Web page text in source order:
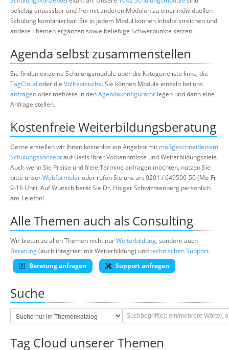
beliebig anpassbar und frei mit anderen Modulen zu einer individuellen
Schulung kombinierbar! Sie in jedem Modul können Inhalte streichen und
andere Themen ergänzen sowie beliebige Schwerpunkte setzen!
Agenda selbst zusammenstellen
Sie finden einzelne Schulungsmodule über die Kategorieliste links, die
TagCloudoder die Volltextsuche. Sie können Module einzeln bei uns
anfragenoder mehrere in denAgendakonfigurator legen und dann eine
Anfrage stellen.
Kostenfreie Weiterbildungsberatung
Gerne erstellen wir Ihnen kostenlos ein Angebot mit maßgeschneidertem
Schulungskonzeptauf Basis Ihrer Vorkenntnisse und Weiterbildungsziele.
Auch wenn Sie Preise und freie Termine anfragen möchten, nutzen Sie
bitte unserWebformularoder rufen Sie uns an: 0201 / 649590-50 (Mo-Fr
9-16 Uhr). Auf Wunsch berät Sie Dr. Holger Schwichtenberg persönlich
am Telefon!
Alle Themen auch als Consulting
Wir bieten zu allen Themen nicht nurWeiterbildung, sondern auch
Beratung(auch integriert mit Weiterbildung) undtechnischen Support.
Beratung anfragen
Support anfragen
Suche
Tag Cloud unserer Themen